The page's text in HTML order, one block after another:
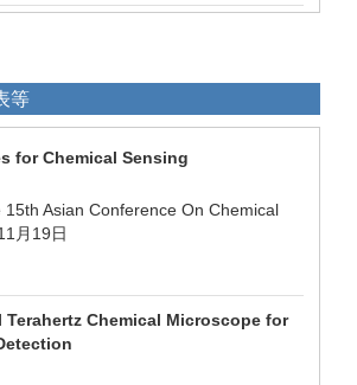
等
for Chemical Sensing
15th Asian Conference On Chemical
月19日
Chemical Microscope for